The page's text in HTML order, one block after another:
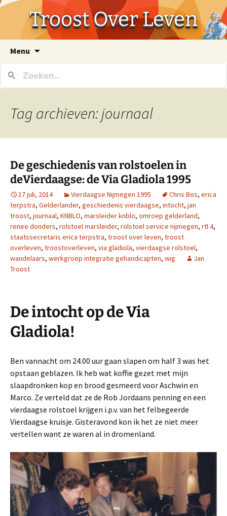
Troost Over Leven
Menu
inhoud
Tag archieven: journaal
De geschiedenis van rolstoelen in
deVierdaagse: de Via Gladiola 1995
17 juli, 2014 Vierdaagse Nijmegen 1995 Chris Bos, erica
terpstra, Gelderlander, geschiedenis vierdaagse, intocht, jan
troost, journaal, KNBLO, marsleider knblo, omroep gelderland,
renee donders, rolstoel marsleider, rolstoel service nijmegen, rtl 4,
staatssecretaris erica terpstra, troost over leven, troost
overleven, troostoverleven, via gladiola, vierdaagse rolstoel,
wandelaars, werkgroep integratie gehandicapten, wig
Jan
Troost
De intocht op de Via
Gladiola!
Ben vannacht om 24.00 uur gaan slapen om half 3 was het
opstaan geblazen. Ik heb wat koffie gezet met mijn
slaapdronken kop en brood gesmeerd voor Aschwin en
Marco. Ze verteld dat ze de Rob Jordaans penning en een
vierdaagse rolstoel krijgen i.p.v. van het felbegeerde
Vierdaagse kruisje. Gisteravond kon ik het ze niet meer
vertellen want ze waren al in dromenland.